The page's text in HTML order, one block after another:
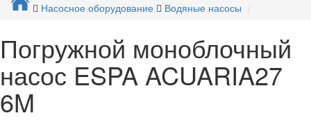
Насосное оборудование Водяные насосы
Погружной моноблочный
насос ESPA ACUARIA27
6M